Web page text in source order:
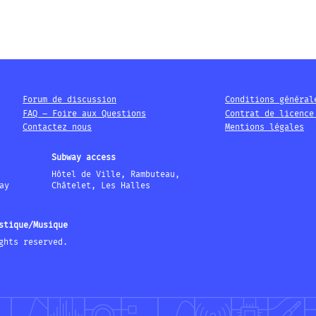
Forum de discussion
FAQ – Foire aux Questions
Contactez nous
Conditions
Contrat de licence
Mentions légales
Subway access
Hôtel de Ville, Rambuteau,
Châtelet, Les Halles
Musique
reserved.